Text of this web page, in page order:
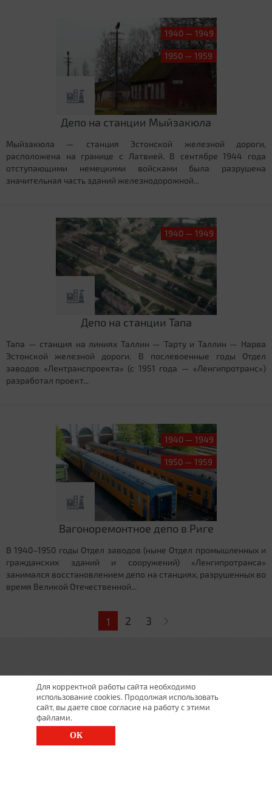
1940 — 1949
1950 — 1959
Депо на станции Мыйзакюла
Мыйзакюла — станция Эстонской железной дороги,
расположена на границе с Латвией. В сентябре 1944 года
отступающими немецкими войсками была разрушена
значительная часть зданий железнодорожной...
1940 — 1949
Депо на станции Тапа
Тапа — станция на линиях Таллин — Тарту и Таллин — Нарва
Эстонской железной дороги. В послевоенные годы Отдел
заводов «Лентранспроекта» (с 1951 года — «Ленгипротранс»)
разработал проект...
1940 — 1949
1950 — 1959
Вагоноремонтное депо в Риге
В 1940–1950 годы Отдел заводов (ныне Отдел промышленных и
гражданских зданий и сооружений) «Ленгипротранса»
занимался восстановлением депо на станциях, разрушенных во
время Великой Отечественной...
1 2 3
Для корректной работы сайта необходимо
использование cookies. Продолжая использовать
сайт, вы даете свое согласие на работу с этими
файлами.
ОК